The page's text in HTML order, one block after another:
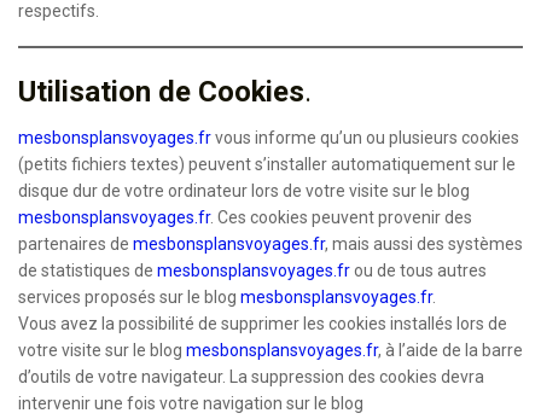
respectifs.
Utilisation de Cookies.
mesbonsplansvoyages.frvous informe qu’un ou plusieurs cookies
(petits fichiers textes) peuvent s’installer automatiquement sur le
disque dur de votre ordinateur lors de votre visite sur le blog
mesbonsplansvoyages.fr. Ces cookies peuvent provenir des
partenaires de mesbonsplansvoyages.fr, mais aussi des systèmes
de statistiques de mesbonsplansvoyages.frou de tous autres
services proposés sur le blog mesbonsplansvoyages.fr.
Vous avez la possibilité de supprimer les cookies installés lors de
votre visite sur le blog mesbonsplansvoyages.fr, à l’aide de la barre
d’outils de votre navigateur. La suppression des cookies devra
intervenir une fois votre navigation sur le blog